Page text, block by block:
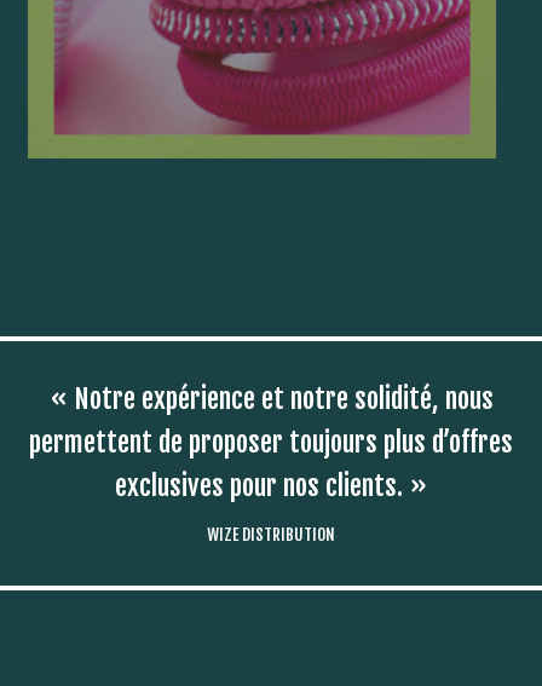
« Notre expérience et notre solidité, nous
permettent de proposer toujours plus d’offres
exclusives pour nos clients. »
WIZE DISTRIBUTION